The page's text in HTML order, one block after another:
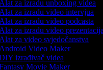
za izradu unboxing videa
za izradu video intervjua
za izradu video podcasta
za izradu video prezentacija
za video svjedočanstva
Video Maker
izrađivač videa
Movie Maker